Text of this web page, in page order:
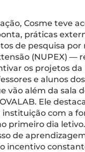
Cosme teve
práticas
de pesquisa por
(NUPEX) ––
os projetos da
e alunos
vão além da sala
Ele
com a
primeiro dia
de
incentivo